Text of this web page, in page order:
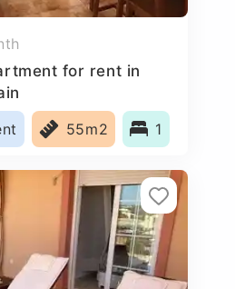
for rent in
55m2 1